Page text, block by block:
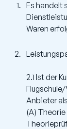
Es handelt
Waren
2.1 Ist der
Anbieter
(A)